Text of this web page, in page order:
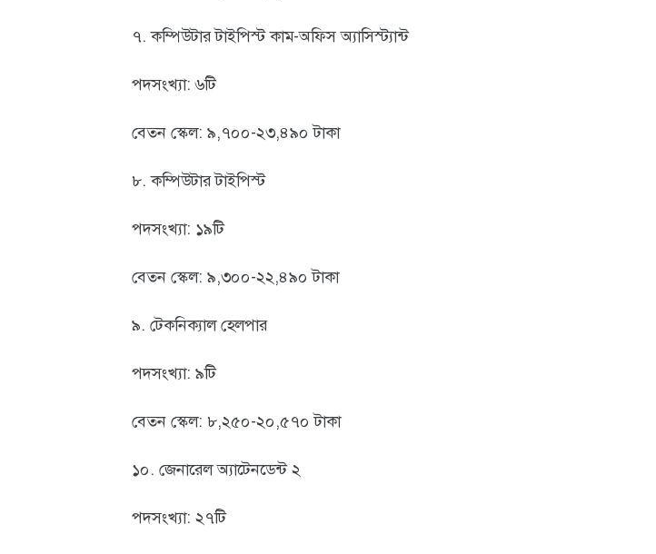
৭. কম্পিউটার টাইপিস্ট কাম-অফিস অ্যাসিস্ট্যান্ট
পদসংখ্যা: ৬টি
বেতন স্কেল: ৯,৭০০-২৩,৪৯০ টাকা
৮. কম্পিউটার টাইপিস্ট
পদসংখ্যা: ১৯টি
বেতন স্কেল: ৯,৩০০-২২,৪৯০ টাকা
৯. টেকনিক্যাল হেলপার
পদসংখ্যা: ৯টি
বেতন স্কেল: ৮,২৫০-২০,৫৭০ টাকা
১০. জেনারেল অ্যাটেনডেন্ট ২
পদসংখ্যা: ২৭টি